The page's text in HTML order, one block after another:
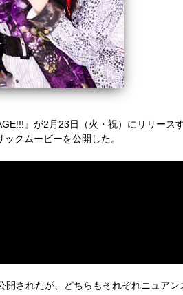
』が2月23日（火・祝）にリリースす
クムービーを公開した。
されたが、どちらもそれぞれニュアン